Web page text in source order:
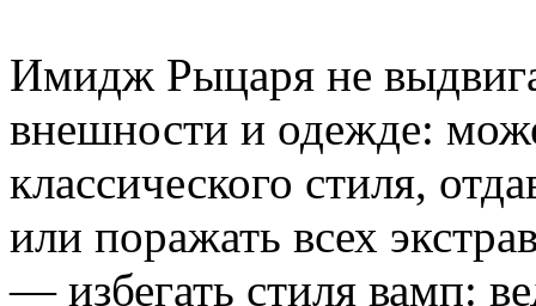
Имидж Рыцаря не
внешности и одежде:
классического стиля,
или поражать всех
— избегать стиля вамп: